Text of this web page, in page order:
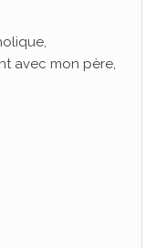
avec mon père,